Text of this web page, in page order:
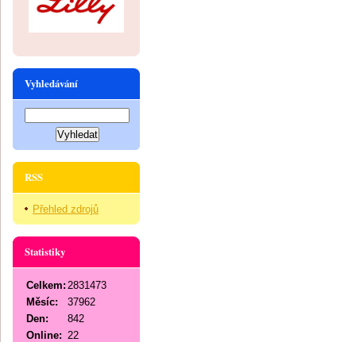
Vyhledávání
RSS
Přehled zdrojů
Statistiky
Online: 22
Celkem: 2831473
Měsíc:
37962
Den:
842